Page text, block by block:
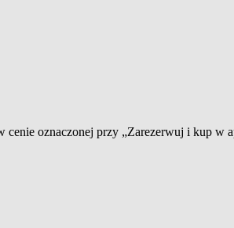
oznaczonej przy „Zarezerwuj i kup w